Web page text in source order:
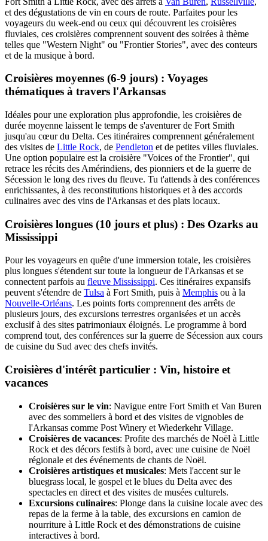
et des dégustations de vin en cours de route. Parfaites pour les
voyageurs du week-end ou ceux qui découvrent les croisières
fluviales, ces croisières comprennent souvent des soirées à thème
telles que "Western Night" ou "Frontier Stories", avec des conteurs
et de la musique à bord.
Croisières moyennes (6-9 jours) : Voyages
thématiques à travers l'Arkansas
Idéales pour une exploration plus approfondie, les croisières de
durée moyenne laissent le temps de s'aventurer de Fort Smith
jusqu'au cœur du Delta. Ces itinéraires comprennent généralement
des visites de Little Rock, de Pendleton et de petites villes fluviales.
Une option populaire est la croisière "Voices of the Frontier", qui
retrace les récits des Amérindiens, des pionniers et de la guerre de
Sécession le long des rives du fleuve. Tu t'attends à des conférences
enrichissantes, à des reconstitutions historiques et à des accords
culinaires avec des vins de l'Arkansas et des plats locaux.
Croisières longues (10 jours et plus) : Des Ozarks au
Mississippi
Pour les voyageurs en quête d'une immersion totale, les croisières
plus longues s'étendent sur toute la longueur de l'Arkansas et se
connectent parfois au fleuve Mississippi. Ces itinéraires expansifs
peuvent s'étendre de Tulsa à Fort Smith, puis à Memphis ou à la
Nouvelle-Orléans. Les points forts comprennent des arrêts de
plusieurs jours, des excursions terrestres organisées et un accès
exclusif à des sites patrimoniaux éloignés. Le programme à bord
comprend tout, des conférences sur la guerre de Sécession aux cours
de cuisine du Sud avec des chefs invités.
Croisières d'intérêt particulier : Vin, histoire et
vacances
Croisières sur le vin: Navigue entre Fort Smith et Van Buren
avec des sommeliers à bord et des visites de vignobles de
l'Arkansas comme Post Winery et Wiederkehr Village.
Croisières de vacances: Profite des marchés de Noël à Little
Rock et des décors festifs à bord, avec une cuisine de Noël
régionale et des événements de chants de Noël.
Croisières artistiques et musicales: Mets l'accent sur le
bluegrass local, le gospel et le blues du Delta avec des
spectacles en direct et des visites de musées culturels.
Excursions culinaires: Plonge dans la cuisine locale avec des
repas de la ferme à la table, des excursions en camion de
nourriture à Little Rock et des démonstrations de cuisine
interactives à bord.